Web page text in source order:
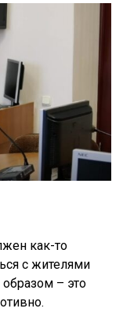
как-то
с жителями
– это